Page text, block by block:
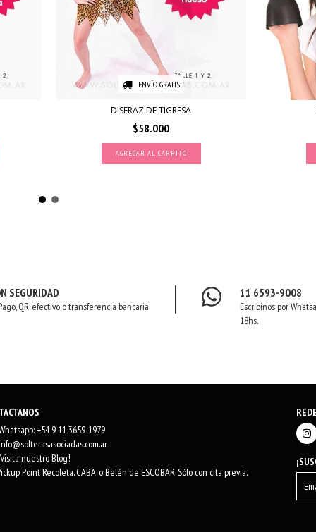
ENVÍO GRATIS
DISFRAZ DE TIGRESA
$58.000
AGREGAR AL CARRITO
SEGURIDAD
QR, efectivo o transferencia bancaria.
11 6593-9008
Escribinos por
18hs.
+54 9 11 3659-1979
Visita nuestro Blog!
Point Recoleta. CABA. o Belén de ESCOBAR. Sólo con cita previa.